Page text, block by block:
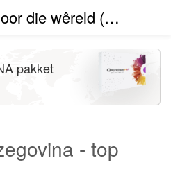
Etnisiteite reg oor die wêreld (beta)
- top
pakket